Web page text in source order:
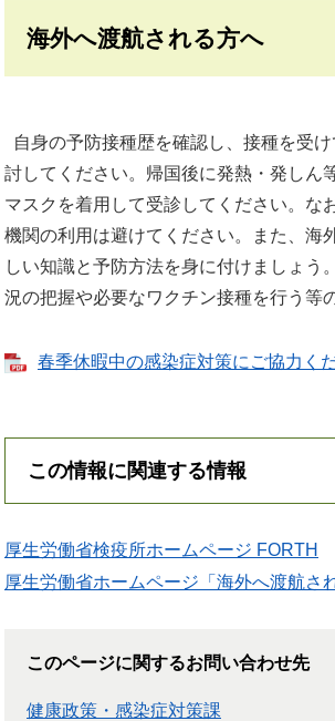
海外へ渡航される方へ
自身の予防接種歴を確認し、接種を受
討してください。帰国後に発熱・発しん
マスクを着用して受診してください。な
機関の利用は避けてください。また、海
しい知識と予防方法を身に付けましょう
況の把握や必要なワクチン接種を行う等
春季休暇中の感染症対策にご協力く
この情報に関連する情報
厚生労働省検疫所ホームページ FORTH
厚生労働省ホームページ「海外へ渡航さ
このページに関するお問い合わせ先
健康政策・感染症対策課